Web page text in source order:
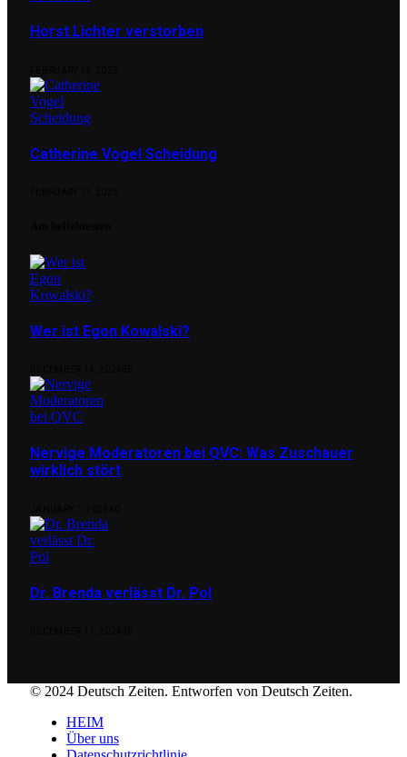
Horst Lichter verstorben
Catherine Vogel Scheidung
Wer ist Egon Kowalski?
Nervige Moderatoren bei QVC: Was Zuschauer
wirklich stört
Dr. Brenda verlässt Dr. Pol
© 2024 Deutsch Zeiten. Entworfen von Deutsch Zeiten.
HEIM
Über uns